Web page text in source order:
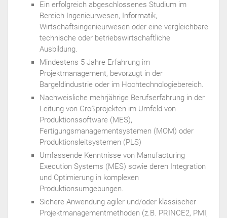
Ein erfolgreich abgeschlossenes Studium im
Bereich Ingenieurwesen, Informatik,
Wirtschaftsingenieurwesen oder eine vergleichbare
technische oder betriebswirtschaftliche
Ausbildung.
Mindestens 5 Jahre Erfahrung im
Projektmanagement, bevorzugt in der
Bargeldindustrie oder im Hochtechnologiebereich.
Nachweisliche mehrjährige Berufserfahrung in der
Leitung von Großprojekten im Umfeld von
Produktionssoftware (MES),
Fertigungsmanagementsystemen (MOM) oder
Produktionsleitsystemen (PLS)
Umfassende Kenntnisse von Manufacturing
Execution Systems (MES) sowie deren Integration
und Optimierung in komplexen
Produktionsumgebungen.
Sichere Anwendung agiler und/oder klassischer
Projektmanagementmethoden (z.B. PRINCE2, PMI,